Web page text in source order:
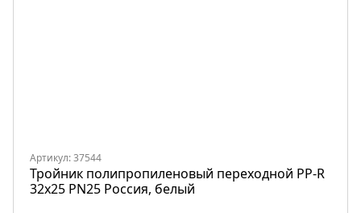
Артикул: 37544
Тройник полипропиленовый переходной PP-R
32х25 PN25 Россия, белый